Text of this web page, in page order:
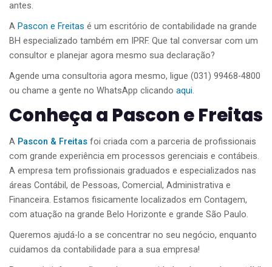
antes.
A Pascon e Freitas é um escritório de contabilidade na grande
BH especializado também em IPRF. Que tal conversar com um
consultor e planejar agora mesmo sua declaração?
Agende uma consultoria agora mesmo, ligue (031) 99468-4800
ou chame a gente no WhatsApp clicando aqui.
Conheça a Pascon e Freitas
A Pascon & Freitas foi criada com a parceria de profissionais
com grande experiência em processos gerenciais e contábeis.
A empresa tem profissionais graduados e especializados nas
áreas Contábil, de Pessoas, Comercial, Administrativa e
Financeira. Estamos fisicamente localizados em Contagem,
com atuação na grande Belo Horizonte e grande São Paulo.
Queremos ajudá-lo a se concentrar no seu negócio, enquanto
cuidamos da contabilidade para a sua empresa!